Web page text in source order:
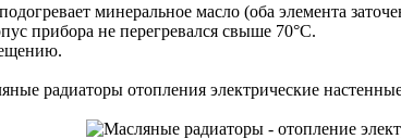
минеральное масло (оба элемента
прибора не перегревался свыше 70°C.
радиаторы отопления электрические